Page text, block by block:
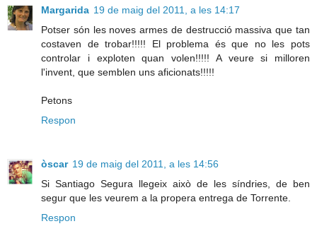
Margarida 19 de maig del 2011, a les 14:17
Potser són les noves armes de destrucció massiva que tan
costaven de trobar!!!!! El problema és que no les pots
controlar i exploten quan volen!!!!! A veure si milloren
l'invent, que semblen uns aficionats!!!!!
Petons
Respon
òscar 19 de maig del 2011, a les 14:56
Si Santiago Segura llegeix això de les síndries, de ben
segur que les veurem a la propera entrega de Torrente.
Respon